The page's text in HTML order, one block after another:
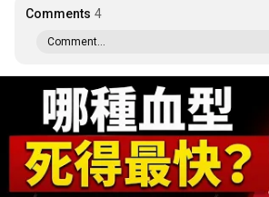
Comments 4
Comment...